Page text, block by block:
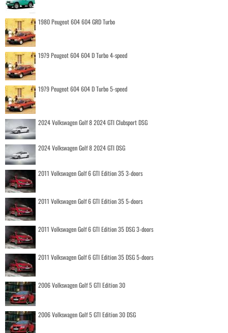
1980 Peugeot 604 604 GRD Turbo
1979 Peugeot 604 604 D Turbo 4-speed
1979 Peugeot 604 604 D Turbo 5-speed
2024 Volkswagen Golf 8 2024 GTI Clubsport DSG
2024 Volkswagen Golf 8 2024 GTI DSG
2011 Volkswagen Golf 6 GTI Edition 35 3-doors
2011 Volkswagen Golf 6 GTI Edition 35 5-doors
2011 Volkswagen Golf 6 GTI Edition 35 DSG 3-doors
2011 Volkswagen Golf 6 GTI Edition 35 DSG 5-doors
2006 Volkswagen Golf 5 GTI Edition 30
2006 Volkswagen Golf 5 GTI Edition 30 DSG